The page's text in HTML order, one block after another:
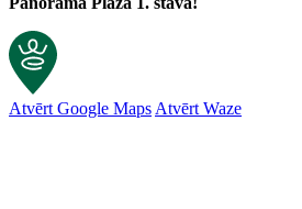
Atvērt Google Maps Atvērt Waze